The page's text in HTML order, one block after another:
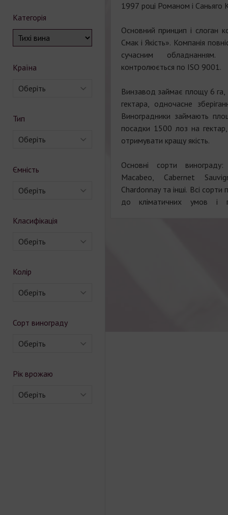
Категорія
Країна
Оберіть
Тип
Оберіть
Ємність
Оберіть
Класифікація
Оберіть
Колір
Оберіть
Сорт винограду
Оберіть
Рік врожаю
Оберіть
1997 році Романом і Саньяго
Основний принцип і слоган
Смак і Якість». Компанія
сучасним
контролюється по ISO 9001.
Винзавод займає площу 6
гектара, одночасне
Виноградники займають
посадки 1500 лоз на
отримувати кращу якість.
Основні сорти
Macabeo, Cabernet
Chardonnay та інші. Всі сорти
до кліматичних умов і